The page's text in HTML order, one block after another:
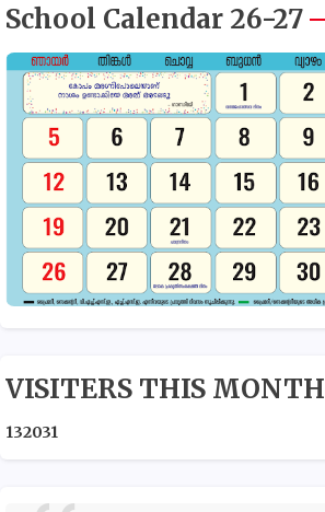
School Calendar 26-27
VISITERS THIS MONTH
132031